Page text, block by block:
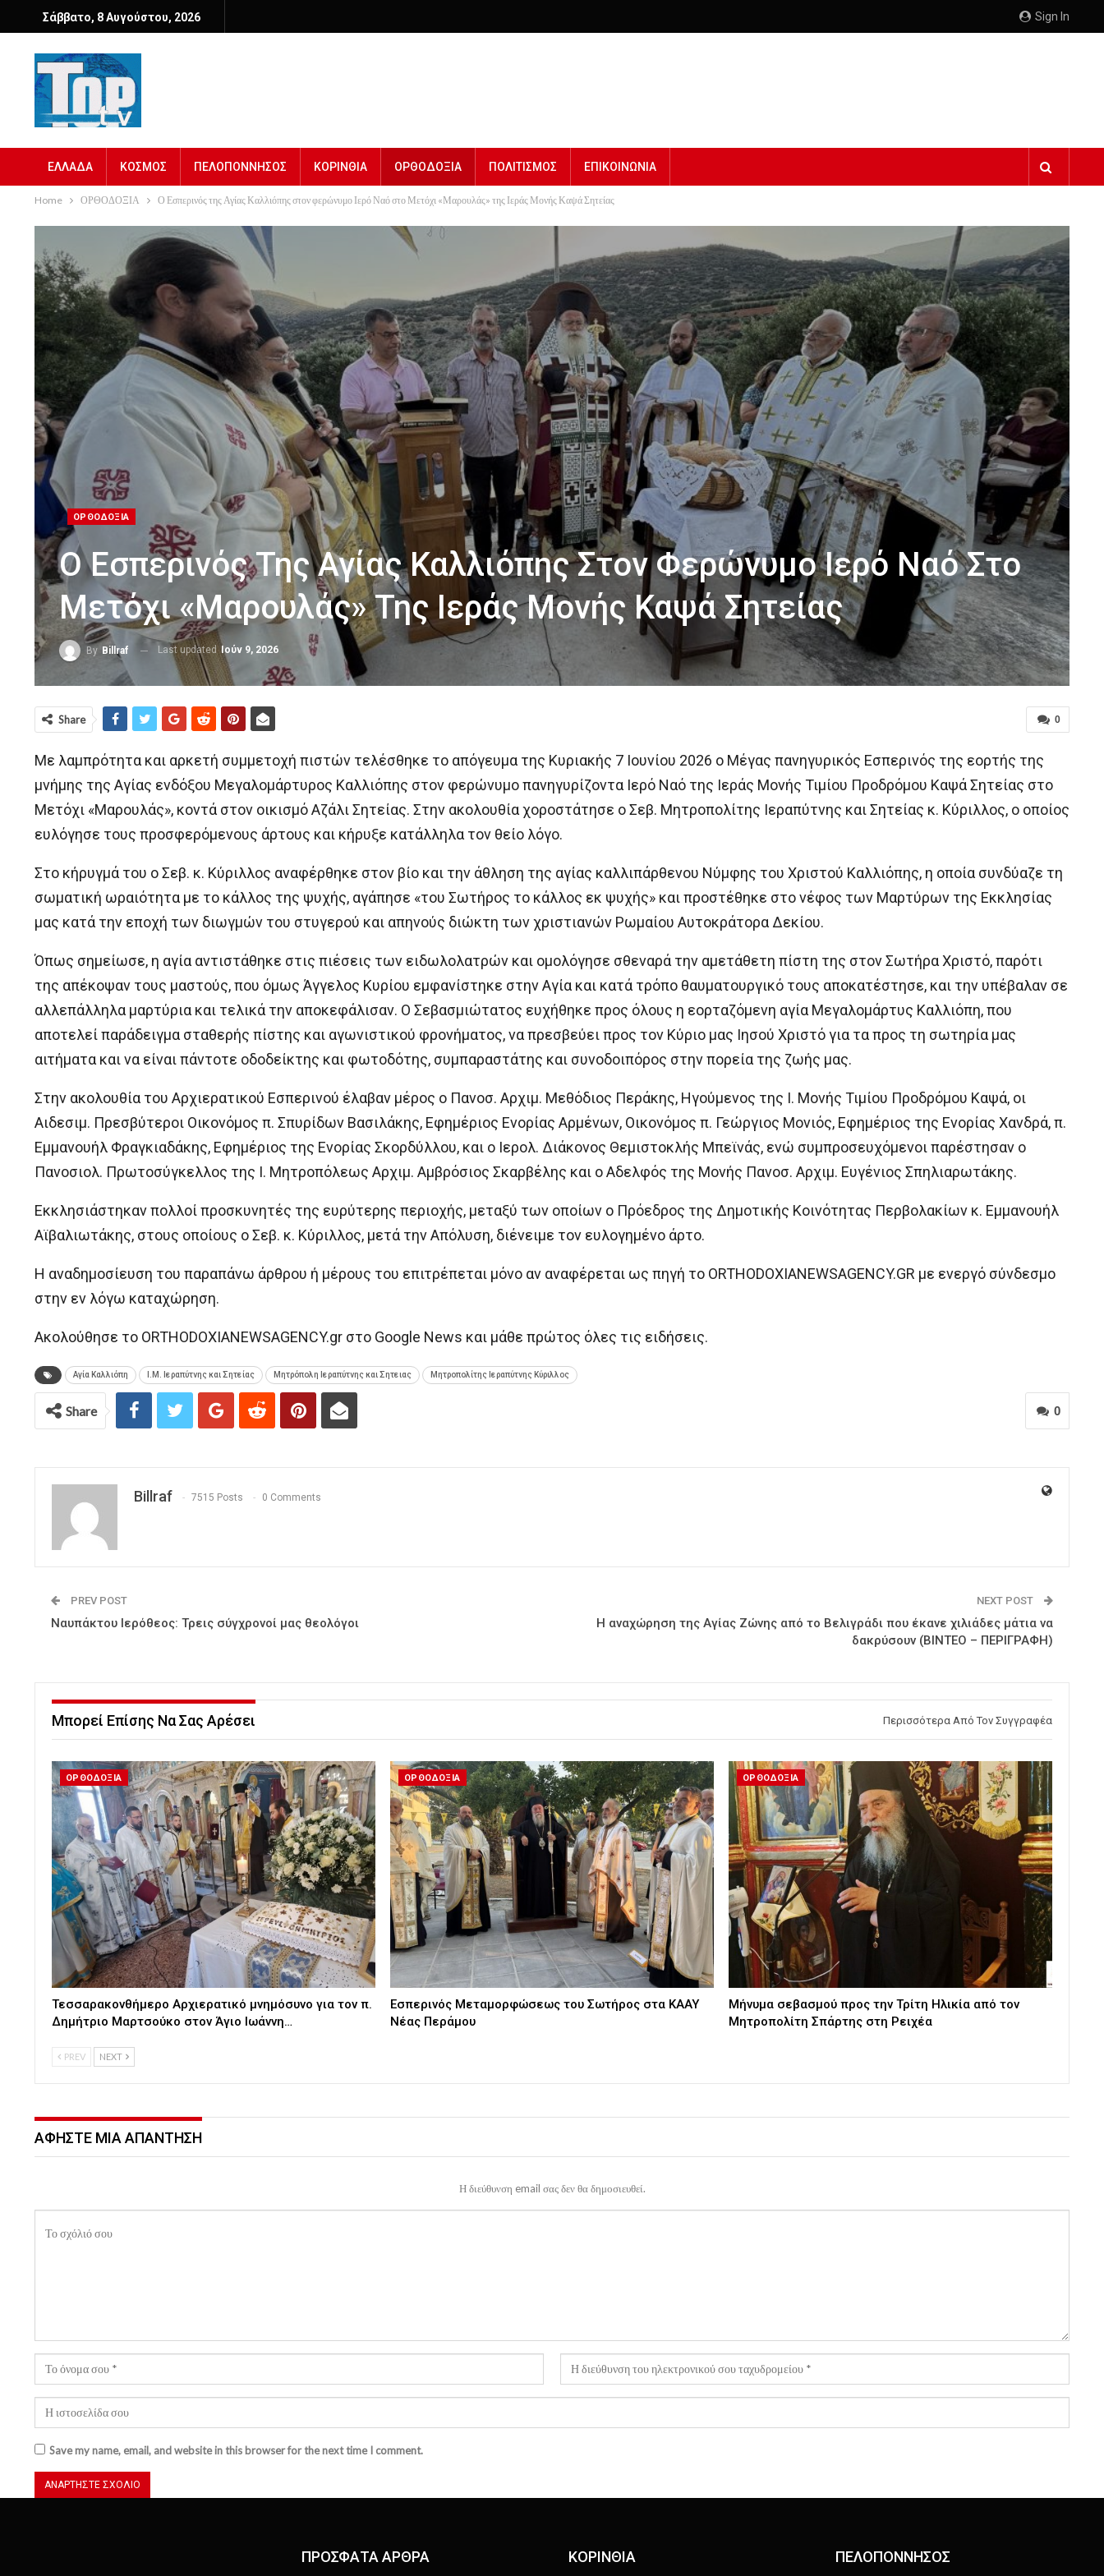
Sign In
Σάββατο, 8 Αυγούστου, 2026
ΕΛΛΑΔΑ ΚΟΣΜΟΣ ΠΕΛΟΠΟΝΝΗΣΟΣ ΚΟΡΙΝΘΙΑ ΟΡΘΟΔΟΞΙΑ ΠΟΛΙΤΙΣΜΟΣ ΕΠΙΚΟΙΝΩΝΙΑ
Home ΟΡΘΟΔΟΞΙΑ Ο Εσπερινός της Αγίας Καλλιόπης στον φερώνυμο Ιερό Ναό στο Μετόχι «Μαρουλάς» της Ιεράς Μονής Καψά Σητείας
ΟΡΘΟΔΟΞΙΑ
Ο Εσπερινός Της Αγίας Καλλιόπης Στον Φερώνυμο Ιερό Ναό Στο
Μετόχι «Μαρουλάς» Της Ιεράς Μονής Καψά Σητείας
By Billraf Last updated Ιούν 9, 2026
0
Share
Με λαμπρότητα και αρκετή συμμετοχή πιστών τελέσθηκε το απόγευμα της Κυριακής 7 Ιουνίου 2026 ο Μέγας πανηγυρικός Εσπερινός της εορτής της
μνήμης της Αγίας ενδόξου Μεγαλομάρτυρος Καλλιόπης στον φερώνυμο πανηγυρίζοντα Ιερό Ναό της Ιεράς Μονής Τιμίου Προδρόμου Καψά Σητείας στο
Μετόχι «Μαρουλάς», κοντά στον οικισμό Αζάλι Σητείας. Στην ακολουθία χοροστάτησε ο Σεβ. Μητροπολίτης Ιεραπύτνης και Σητείας κ. Κύριλλος, ο οποίος
ευλόγησε τους προσφερόμενους άρτους και κήρυξε κατάλληλα τον θείο λόγο.
Στο κήρυγμά του ο Σεβ. κ. Κύριλλος αναφέρθηκε στον βίο και την άθληση της αγίας καλλιπάρθενου Νύμφης του Χριστού Καλλιόπης, η οποία συνδύαζε τη
σωματική ωραιότητα με το κάλλος της ψυχής, αγάπησε «του Σωτήρος το κάλλος εκ ψυχής» και προστέθηκε στο νέφος των Μαρτύρων της Εκκλησίας
μας κατά την εποχή των διωγμών του στυγερού και απηνούς διώκτη των χριστιανών Ρωμαίου Αυτοκράτορα Δεκίου.
Όπως σημείωσε, η αγία αντιστάθηκε στις πιέσεις των ειδωλολατρών και ομολόγησε σθεναρά την αμετάθετη πίστη της στον Σωτήρα Χριστό, παρότι
της απέκοψαν τους μαστούς, που όμως Άγγελος Κυρίου εμφανίστηκε στην Αγία και κατά τρόπο θαυματουργικό τους αποκατέστησε, και την υπέβαλαν σε
αλλεπάλληλα μαρτύρια και τελικά την αποκεφάλισαν. Ο Σεβασμιώτατος ευχήθηκε προς όλους η εορταζόμενη αγία Μεγαλομάρτυς Καλλιόπη, που
αποτελεί παράδειγμα σταθερής πίστης και αγωνιστικού φρονήματος, να πρεσβεύει προς τον Κύριο μας Ιησού Χριστό για τα προς τη σωτηρία μας
αιτήματα και να είναι πάντοτε οδοδείκτης και φωτοδότης, συμπαραστάτης και συνοδοιπόρος στην πορεία της ζωής μας.
Στην ακολουθία του Αρχιερατικού Εσπερινού έλαβαν μέρος ο Πανοσ. Αρχιμ. Μεθόδιος Περάκης, Ηγούμενος της Ι. Μονής Τιμίου Προδρόμου Καψά, οι
Αιδεσιμ. Πρεσβύτεροι Οικονόμος π. Σπυρίδων Βασιλάκης, Εφημέριος Ενορίας Αρμένων, Οικονόμος π. Γεώργιος Μονιός, Εφημέριος της Ενορίας Χανδρά, π.
Εμμανουήλ Φραγκιαδάκης, Εφημέριος της Ενορίας Σκορδύλλου, και ο Ιερολ. Διάκονος Θεμιστοκλής Μπεϊνάς, ενώ συμπροσευχόμενοι παρέστησαν o
Πανοσιολ. Πρωτοσύγκελλος της Ι. Μητροπόλεως Αρχιμ. Αμβρόσιος Σκαρβέλης και ο Αδελφός της Μονής Πανοσ. Αρχιμ. Ευγένιος Σπηλιαρωτάκης.
Εκκλησιάστηκαν πολλοί προσκυνητές της ευρύτερης περιοχής, μεταξύ των οποίων ο Πρόεδρος της Δημοτικής Κοινότητας Περβολακίων κ. Εμμανουήλ
Αϊβαλιωτάκης, στους οποίους ο Σεβ. κ. Κύριλλος, μετά την Απόλυση, διένειμε τον ευλογημένο άρτο.
H αναδημοσίευση του παραπάνω άρθρου ή μέρους του επιτρέπεται μόνο αν αναφέρεται ως πηγή το ORTHODOXIANEWSAGENCY.GR με ενεργό σύνδεσμο
στην εν λόγω καταχώρηση.
Ακολούθησε το ORTHODOXIANEWSAGENCY.gr στο Google News και μάθε πρώτος όλες τις ειδήσεις.
Αγία Καλλιόπη Ι.Μ. Ιεραπύτνης και Σητείας Μητρόπολη Ιεραπύτνης και Σητειας Μητροπολίτης Ιεραπύτνης Κύριλλος
0
Share
Billraf 7515 Posts 0 Comments
PREV POST
Ναυπάκτου Ιερόθεος: Τρεις σύγχρονοί μας θεολόγοι
NEXT POST
Η αναχώρηση της Αγίας Ζώνης από το Βελιγράδι που έκανε χιλιάδες μάτια να
δακρύσουν (ΒΙΝΤΕΟ – ΠΕΡΙΓΡΑΦΗ)
Μπορεί Επίσης Να Σας Αρέσει Περισσότερα Από Τον Συγγραφέα
ΟΡΘΟΔΟΞΙΑ
Τεσσαρακονθήμερο Αρχιερατικό μνημόσυνο για τον π.
Δημήτριο Μαρτσούκο στον Άγιο Ιωάννη…
ΟΡΘΟΔΟΞΙΑ
Εσπερινός Μεταμορφώσεως του Σωτήρος στα ΚΑΑΥ
Νέας Περάμου
ΟΡΘΟΔΟΞΙΑ
Μήνυμα σεβασμού προς την Τρίτη Ηλικία από τον
Μητροπολίτη Σπάρτης στη Ρειχέα
PREV NEXT
ΑΦΉΣΤΕ ΜΙΑ ΑΠΆΝΤΗΣΗ
Η διεύθυνση email σας δεν θα δημοσιευθεί.
Save my name, email, and website in this browser for the next time I comment.
ΠΡΟΣΦΑΤΑ ΑΡΘΡΑ ΚΟΡΙΝΘΙΑ ΠΕΛΟΠΟΝΝΗΣΟΣ